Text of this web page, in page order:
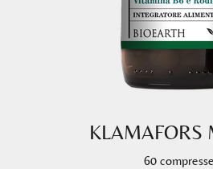
KLAMAFORS
60 compresse